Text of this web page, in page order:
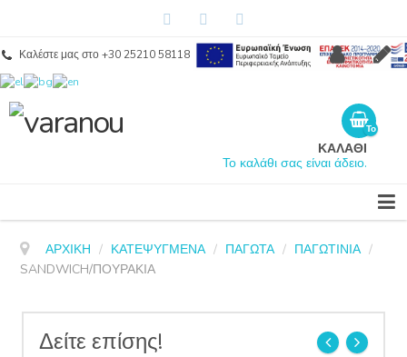
Καλέστε μας στο +30 25210 58118
Το
καλάθι
ΚΑΛΑΘΙ
Το καλάθι σας είναι άδειο.
ΑΡΧΙΚΉ / ΚΑΤΕΨΥΓΜΕΝΑ / ΠΑΓΩΤΑ / ΠΑΓΩΤΙΝΙΑ /
SANDWICH/ΠΟΥΡΑΚΙΑ
Δείτε επίσης!